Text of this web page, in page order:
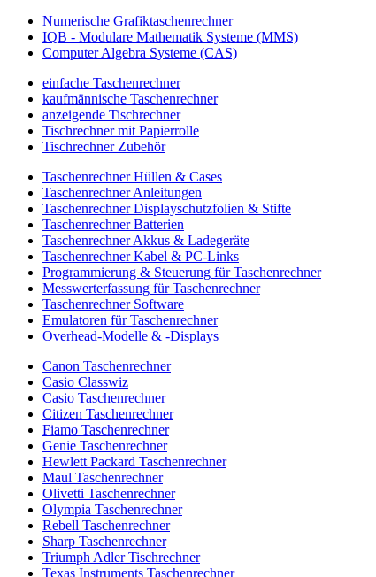
Numerische Grafiktaschenrechner
IQB - Modulare Mathematik Systeme (MMS)
Computer Algebra Systeme (CAS)
einfache Taschenrechner
kaufmännische Taschenrechner
anzeigende Tischrechner
Tischrechner mit Papierrolle
Tischrechner Zubehör
Taschenrechner Hüllen & Cases
Taschenrechner Anleitungen
Taschenrechner Displayschutzfolien & Stifte
Taschenrechner Batterien
Taschenrechner Akkus & Ladegeräte
Taschenrechner Kabel & PC-Links
Programmierung & Steuerung für Taschenrechner
Messwerterfassung für Taschenrechner
Taschenrechner Software
Emulatoren für Taschenrechner
Overhead-Modelle & -Displays
Canon Taschenrechner
Casio Classwiz
Casio Taschenrechner
Citizen Taschenrechner
Fiamo Taschenrechner
Genie Taschenrechner
Hewlett Packard Taschenrechner
Maul Taschenrechner
Olivetti Taschenrechner
Olympia Taschenrechner
Rebell Taschenrechner
Sharp Taschenrechner
Triumph Adler Tischrechner
Texas Instruments Taschenrechner